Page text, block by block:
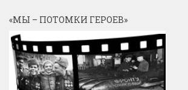
«МЫ – ПОТОМКИ ГЕРОЕВ»